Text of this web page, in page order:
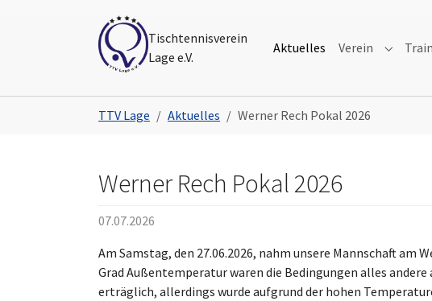
Tischtennisverein
Lage e.V.
Aktuelles Verein
TTV Lage Aktuelles Werner Rech Pokal 2026
Werner Rech Pokal 2026
07.07.2026
Am Samstag, den 27.06.2026, nahm unsere Mannschaft am
Grad Außentemperatur waren die Bedingungen alles
erträglich, allerdings wurde aufgrund der hohen